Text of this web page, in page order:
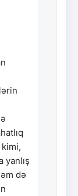
yanlış
də